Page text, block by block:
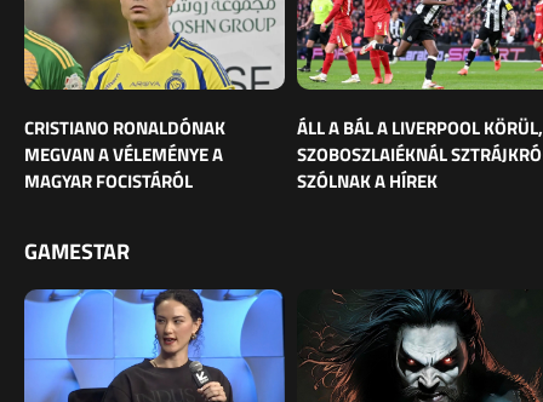
CRISTIANO RONALDÓNAK
MEGVAN A VÉLEMÉNYE A
MAGYAR FOCISTÁRÓL
ÁLL A BÁL A LIVERPOOL KÖRÜL,
SZOBOSZLAIÉKNÁL
SZÓLNAK A HÍREK
GAMESTAR